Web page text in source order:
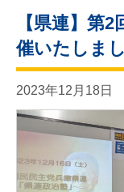
【県連】第
催いたしま
2023年12月18日